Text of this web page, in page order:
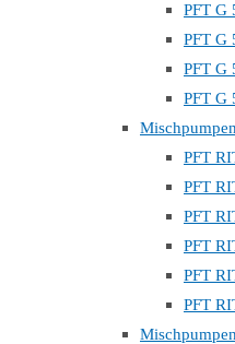
PFT G
PFT G
PFT G
PFT G
PFT
PFT
PFT
PFT
PFT
PFT